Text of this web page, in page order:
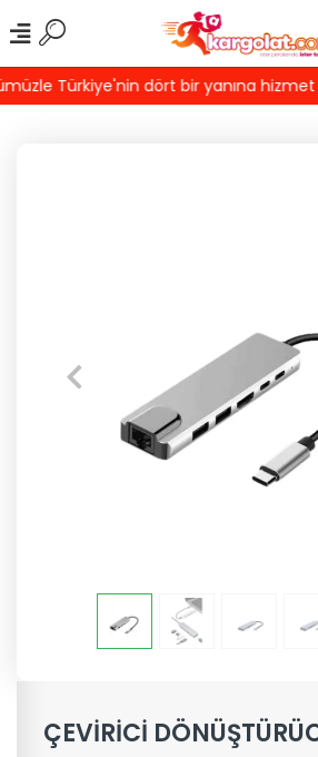
Türkiye'nin dört bir yanına hizmet
ÇEVİRİCİ